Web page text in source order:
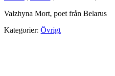
Valzhyna Mort, poet från Belarus
Kategorier: Övrigt